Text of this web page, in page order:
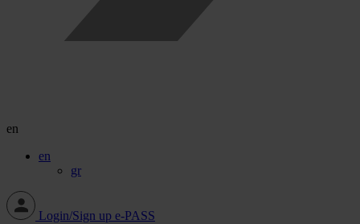
en
en
gr
Login/Sign up e-PASS